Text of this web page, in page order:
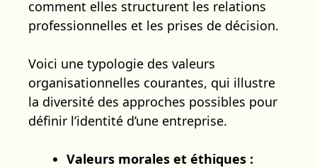
comment elles structurent les relations
professionnelles et les prises de décision.
Voici une typologie des valeurs
organisationnelles courantes, qui illustre
la diversité des approches possibles pour
définir l’identité d’une entreprise.
Valeurs morales et éthiques :